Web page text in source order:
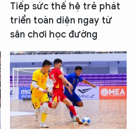
Tiếp sức thế hệ trẻ phát
triển toàn diện ngay từ
sân chơi học đường